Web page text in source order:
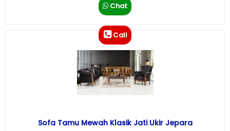
Chat
Call
Sofa Tamu Mewah Klasik Jati Ukir Jepara